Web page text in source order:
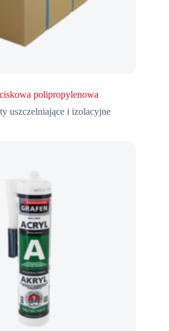
polipropylenowa
uszczelniające i izolacyjne